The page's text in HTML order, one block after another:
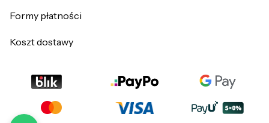
Formy płatności
Koszt dostawy